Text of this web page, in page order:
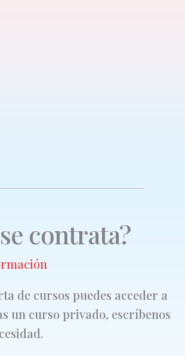
contrata?
de cursos puedes acceder a
un curso privado, escríbenos